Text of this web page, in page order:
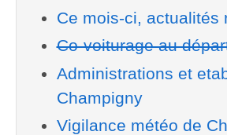
Ce mois-ci, actualités
Co-voiturage au
Administrations et
Champigny
Vigilance météo de